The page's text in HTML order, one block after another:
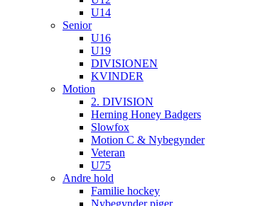
U14
Senior
U16
U19
DIVISIONEN
KVINDER
Motion
2. DIVISION
Herning Honey Badgers
Slowfox
Motion C & Nybegynder
Veteran
U75
Andre hold
Familie hockey
Nybegynder piger